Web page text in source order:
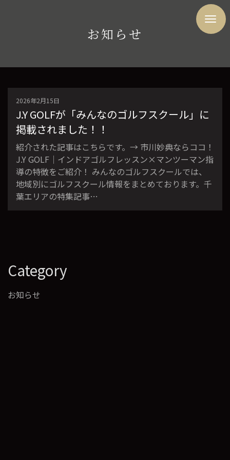
お知らせ
2026年2月15日
J.Y GOLFが「みんなのゴルフスクール」に
掲載されました！！
紹介された記事はこちらです。→ 市川妙典ならココ！
J.Y GOLF｜インドアゴルフレッスン×マンツーマン指
導の特徴をご紹介！ みんなのゴルフスクールでは、
地域別にゴルフスクール情報をまとめております。千
葉エリアの特集記事…
Category
お知らせ